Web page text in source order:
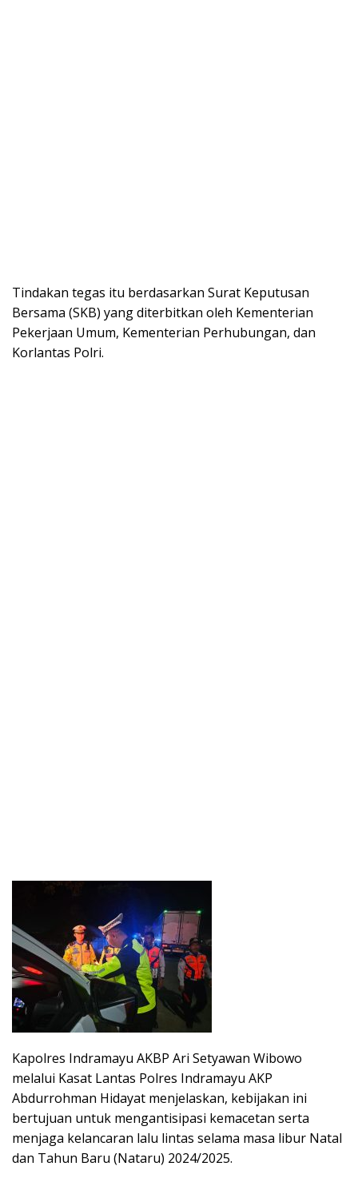
Tindakan tegas itu berdasarkan Surat Keputusan
Bersama (SKB) yang diterbitkan oleh Kementerian
Pekerjaan Umum, Kementerian Perhubungan, dan
Korlantas Polri.
Kapolres Indramayu AKBP Ari Setyawan Wibowo
melalui Kasat Lantas Polres Indramayu AKP
Abdurrohman Hidayat menjelaskan, kebijakan ini
bertujuan untuk mengantisipasi kemacetan serta
menjaga kelancaran lalu lintas selama masa libur Natal
dan Tahun Baru (Nataru) 2024/2025.